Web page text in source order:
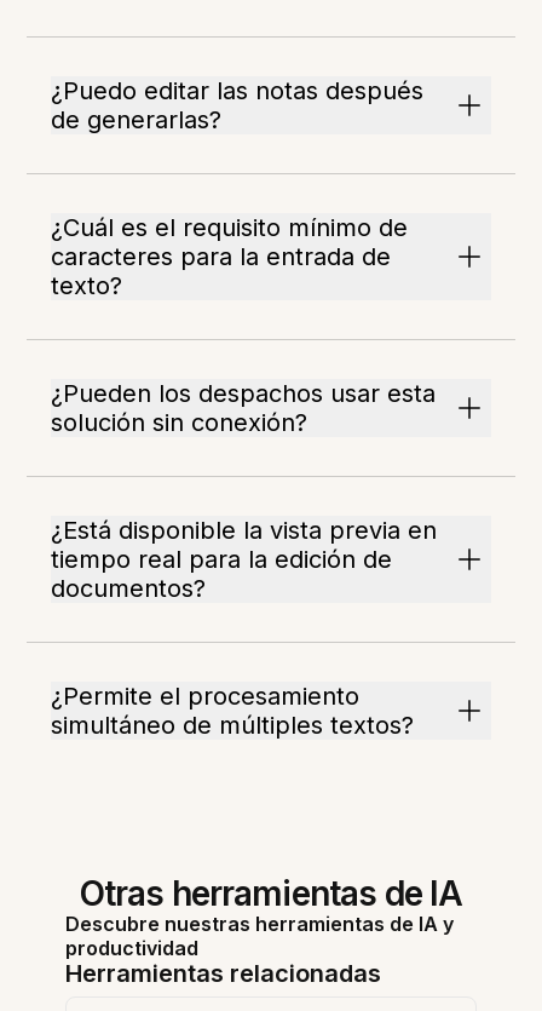
¿Puedo editar las notas después
de generarlas?
¿Cuál es el requisito mínimo de
caracteres para la entrada de
texto?
¿Pueden los despachos usar esta
solución sin conexión?
¿Está disponible la vista previa en
tiempo real para la edición de
documentos?
¿Permite el procesamiento
simultáneo de múltiples textos?
Otras herramientas de IA
Descubre nuestras herramientas de IA y
productividad
Herramientas relacionadas